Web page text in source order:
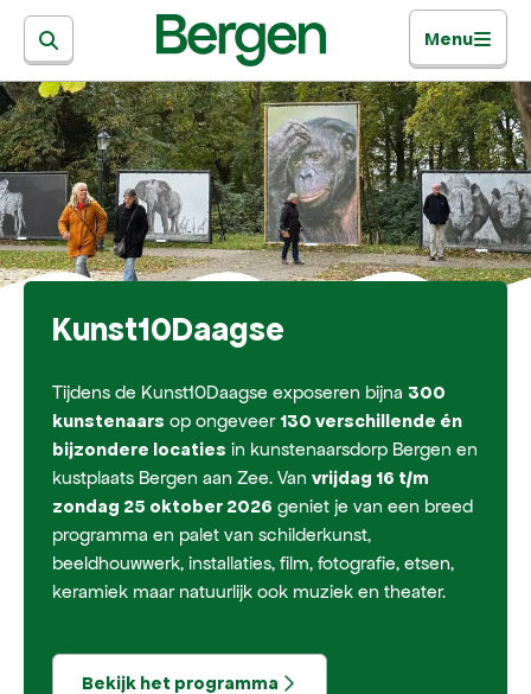
Menu
Kunst10Daagse
Tijdens de Kunst10Daagse exposeren bijna 300
kunstenaars op ongeveer 130 verschillende én
bijzondere locaties in kunstenaarsdorp Bergen en
kustplaats Bergen aan Zee. Van vrijdag 16 t/m
zondag 25 oktober 2026 geniet je van een breed
programma en palet van schilderkunst,
beeldhouwwerk, installaties, film, fotografie, etsen,
keramiek maar natuurlijk ook muziek en theater.
Bekijk het programma